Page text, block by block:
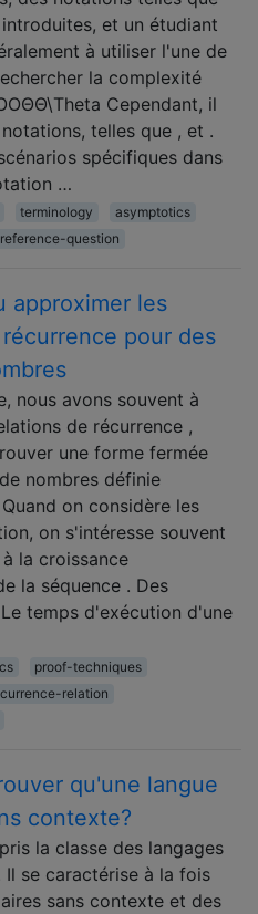
et un étudiant
à utiliser l'une de
la complexité
Cependant, il
telles que , et .
spécifiques dans
…
terminology
asymptotics
reference-question
approximer les
pour des
nous avons souvent à
de récurrence ,
une forme fermée
nombres définie
on considère les
on s'intéresse souvent
la croissance
la séquence . Des
temps d'exécution d'une
proof-techniques
relation
qu'une langue
contexte?
la classe des langages
Il se caractérise à la fois
sans contexte et des